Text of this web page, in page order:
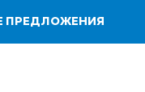
ПРЕДЛОЖЕНИЯ